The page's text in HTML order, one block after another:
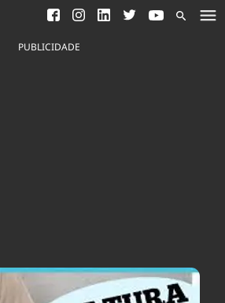
Saneamento
Indicadores
Meio Ambiente
PUBLICIDADE